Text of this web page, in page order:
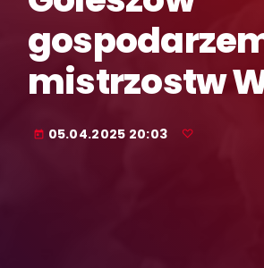
mistrzostw
today 05.04.2025 20:03